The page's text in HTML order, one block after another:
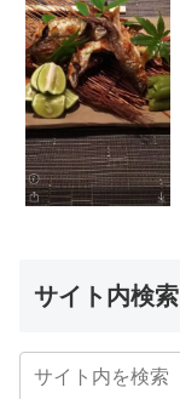
サイト内検索